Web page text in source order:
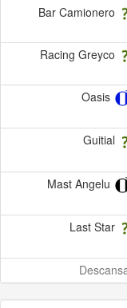
Bar Camionero
Racing Greyco
Oasis
Guitial
Mast Angelu
Last Star